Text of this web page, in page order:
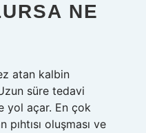
NE
atan kalbin
süre tedavi
yol açar. En çok
oluşması ve